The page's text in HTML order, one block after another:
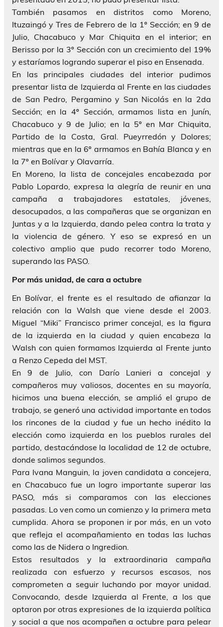
También pasamos en distritos como Moreno,
Ituzaingó y Tres de Febrero de la 1º Sección; en 9 de
Julio, Chacabuco y Mar Chiquita en el interior; en
Berisso por la 3º Sección con un crecimiento del 19%
y estaríamos logrando superar el piso en Ensenada.
En las principales ciudades del interior pudimos
presentar lista de Izquierda al Frente en las ciudades
de San Pedro, Pergamino y San Nicolás en la 2da
Sección; en la 4º Sección, armamos lista en Junín,
Chacabuco y 9 de Julio; en la 5º en Mar Chiquita,
Partido de la Costa, Gral. Pueyrredón y Dolores;
mientras que en la 6º armamos en Bahía Blanca y en
la 7º en Bolívar y Olavarría.
En Moreno, la lista de concejales encabezada por
Pablo Lopardo, expresa la alegría de reunir en una
campaña a trabajadores estatales, jóvenes,
desocupados, a las compañeras que se organizan en
Juntas y a la Izquierda, dando pelea contra la trata y
la violencia de género. Y eso se expresó en un
colectivo amplio que pudo recorrer todo Moreno,
superando las PASO.
Por más unidad, de cara a octubre
En Bolívar, el frente es el resultado de afianzar la
relación con la Walsh que viene desde el 2003.
Miguel “Miki” Francisco primer concejal, es la figura
de la izquierda en la ciudad y quien encabeza la
Walsh con quien formamos Izquierda al Frente junto
a Renzo Cepeda del MST.
En 9 de Julio, con Darío Lanieri a concejal y
compañeros muy valiosos, docentes en su mayoría,
hicimos una buena elección, se amplió el grupo de
trabajo, se generó una actividad importante en todos
los rincones de la ciudad y fue un hecho inédito la
elección como izquierda en los pueblos rurales del
partido, destacándose la localidad de 12 de octubre,
donde salimos segundos.
Para Ivana Manguin, la joven candidata a concejera,
en Chacabuco fue un logro importante superar las
PASO, más si comparamos con las elecciones
pasadas. Lo ven como un comienzo y la primera meta
cumplida. Ahora se proponen ir por más, en un voto
que refleja el acompañamiento en todas las luchas
como las de Nidera o Ingredion.
Estos resultados y la extraordinaria campaña
realizada con esfuerzo y recursos escasos, nos
comprometen a seguir luchando por mayor unidad.
Convocando, desde Izquierda al Frente, a los que
optaron por otras expresiones de la izquierda política
y social a que nos acompañen a octubre para pelear